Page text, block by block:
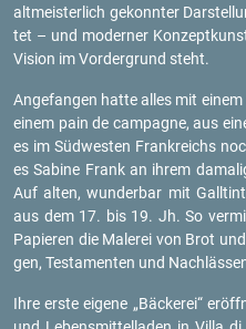
alt­meis­ter­lich ge­konn­ter
tet – und mo­der­ner
Vi­si­on im Vor­der­grund steht.
An­ge­fan­gen hatte alles mit
einem pain de cam­pa­gne, aus
es im Süd­wes­ten Frank­reichs
es Sa­bi­ne Frank an ihrem
Auf alten, wun­der­bar mit
aus dem 17. bis 19. Jh. So
Pa­pie­ren die Ma­le­rei von Brot
gen, Tes­ta­men­ten und
Ihre erste ei­ge­ne „Bä­cke­rei“